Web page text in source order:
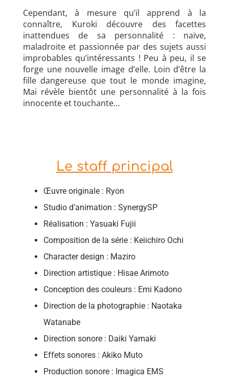
Cependant, à mesure qu’il apprend à la
connaître, Kuroki découvre des facettes
inattendues de sa personnalité : naïve,
maladroite et passionnée par des sujets aussi
improbables qu’intéressants ! Peu à peu, il se
forge une nouvelle image d’elle. Loin d’être la
fille dangereuse que tout le monde imagine,
Mai révèle bientôt une personnalité à la fois
innocente et touchante…
Le staff principal
Œuvre originale : Ryon
Studio d’animation : SynergySP
Réalisation : Yasuaki Fujii
Composition de la série : Keiichiro Ochi
Character design : Maziro
Direction artistique : Hisae Arimoto
Conception des couleurs : Emi Kadono
Direction de la photographie : Naotaka
Watanabe
Direction sonore : Daiki Yamaki
Effets sonores : Akiko Muto
Production sonore : Imagica EMS